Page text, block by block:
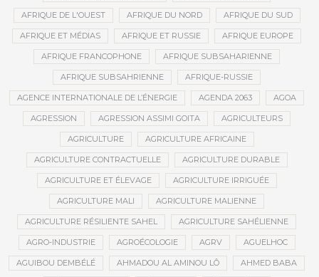
AFRIQUE DE L'OUEST AFRIQUE DU NORD AFRIQUE DU SUD
AFRIQUE ET MÉDIAS AFRIQUE ET RUSSIE AFRIQUE EUROPE
AFRIQUE FRANCOPHONE AFRIQUE SUBSAHARIENNE
AFRIQUE SUBSAHRIENNE AFRIQUE-RUSSIE
AGENCE INTERNATIONALE DE L’ÉNERGIE AGENDA 2063 AGOA
AGRESSION AGRESSION ASSIMI GOITA AGRICULTEURS
AGRICULTURE AGRICULTURE AFRICAINE
AGRICULTURE CONTRACTUELLE AGRICULTURE DURABLE
AGRICULTURE ET ÉLEVAGE AGRICULTURE IRRIGUÉE
AGRICULTURE MALI AGRICULTURE MALIENNE
AGRICULTURE RÉSILIENTE SAHEL AGRICULTURE SAHÉLIENNE
AGRO-INDUSTRIE AGROÉCOLOGIE AGRV AGUELHOC
AGUIBOU DEMBÉLÉ AHMADOU AL AMINOU LÔ AHMED BABA